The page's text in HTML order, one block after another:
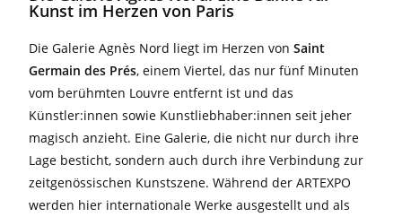
Kunst im Herzen von Paris
Die Galerie Agnès Nord liegt im Herzen vonSaint
Germain des Prés, einem Viertel, das nur fünf Minuten
vom berühmten Louvre entfernt ist und das
Künstler:innen sowie Kunstliebhaber:innen seit jeher
magisch anzieht. Eine Galerie, die nicht nur durch ihre
Lage besticht, sondern auch durch ihre Verbindung zur
zeitgenössischen Kunstszene. Während der ARTEXPO
werden hier internationale Werke ausgestellt und als